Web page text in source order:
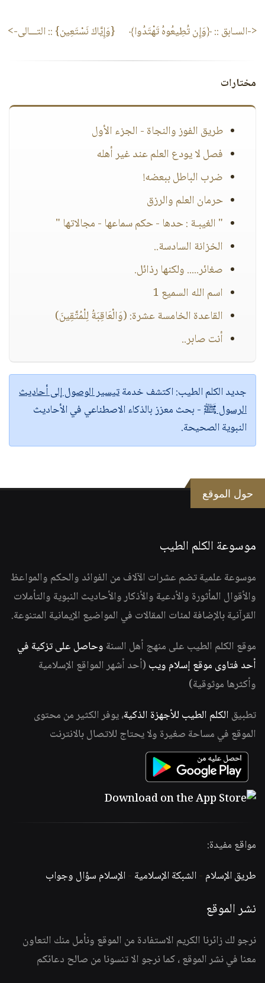
<-السـابق ::﴿وَإِن تُطِيعُوهُ تَهْتَدُوا﴾ {وَإِيَّاكَ نَسْتَعِين} :: التـــالى->
مختارات
طريق الفوز والنجاة - الجزء الأول
فصل لا يودع العلم عند غير أهله
ضرب الباطل ببعضه!
حرمان العلم والرزق
" الغيبـة : حدها - حكم سماعها - مجالاتها "
الخزانة السادسة..
صغائر..... ولكنها رذائل.
اسم الله السميع 1
القاعدة الخامسة عشرة: (وَالْعَاقِبَةُ لِلْمُتَّقِينَ)
أنت صابر..
جديد الكلم الطيب:اكتشف خدمةتيسير الوصول إلى أحاديث
الرسول ﷺ - بحث معزز بالذكاء الاصطناعي في الأحاديث
النبوية الصحيحة.
حول الموقع
موسوعة الكلم الطيب
موسوعة علمية تضم عشرات الآلاف من الفوائد والحكم والمواعظ
والأقوال المأثورة والأدعية والأذكار والأحاديث النبوية والتأملات
القرآنية بالإضافة لمئات المقالات في المواضيع الإيمانية المتنوعة.
موقع الكلم الطيب على منهج أهل السنة وحاصل على تزكية في
أحد فتاوى موقع إسلام ويب (أحد أشهر المواقع الإسلامية
وأكثرها موثوقية)
تطبيق الكلم الطيب للأجهزة الذكية، يوفر الكثير من محتوى
الموقع في مساحة صغيرة ولا يحتاج للاتصال بالانترنت
مواقع مفيدة:
طريق الإسلام -الشبكة الإسلامية -الإسلام سؤال وجواب
نشر الموقع
نرجو لك زائرنا الكريم الاستفادة من الموقع ونأمل منك التعاون
معنا في نشر الموقع ، كما نرجو الا تنسونا من صالح دعائكم